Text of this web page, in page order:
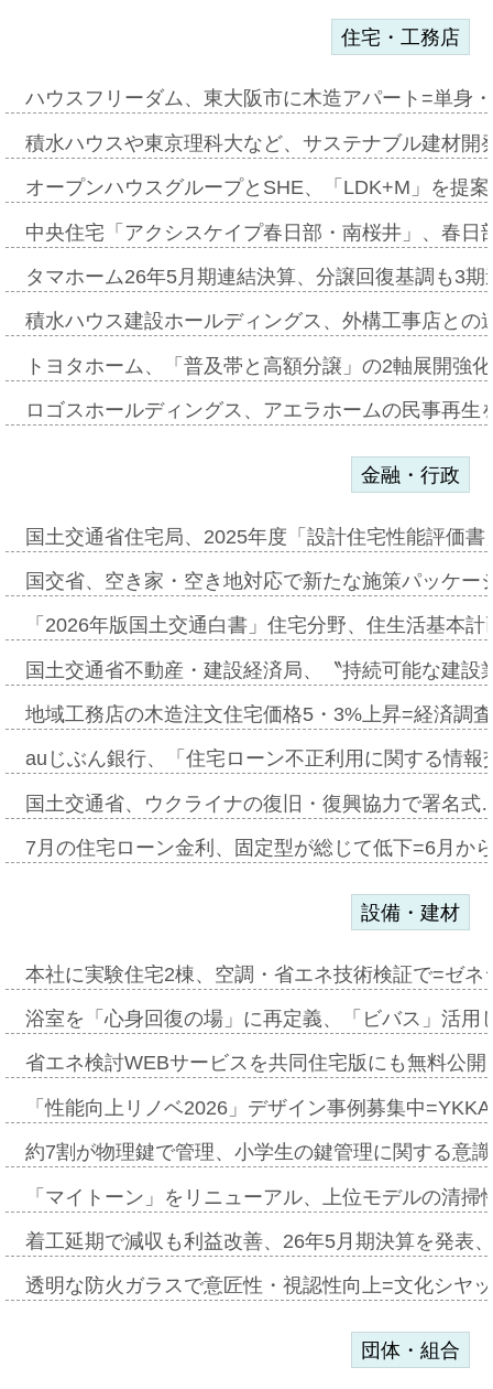
住宅・工務店
ハウスフリーダム、東大阪市に木造アパート=単身
積水ハウスや東京理科大など、サステナブル建材
オープンハウスグループとSHE、「LDK+M」を提
中央住宅「アクシスケイプ春日部・南桜井」、春
タマホーム26年5月期連結決算、分譲回復基調も3
積水ハウス建設ホールディングス、外構工事店と
トヨタホーム、「普及帯と高額分譲」の2軸展開強
ロゴスホールディングス、アエラホームの民事再
金融・行政
国土交通省住宅局、2025年度「設計住宅性能評価
国交省、空き家・空き地対応で新たな施策パッケ
「2026年版国土交通白書」住宅分野、住生活基本
国土交通省不動産・建設経済局、〝持続可能な建
地域工務店の木造注文住宅価格5・3%上昇=経済調
auじぶん銀行、「住宅ローン不正利用に関する情
国土交通省、ウクライナの復旧・復興協力で署名
7月の住宅ローン金利、固定型が総じて低下=6月か
設備・建材
本社に実験住宅2棟、空調・省エネ技術検証で=ゼ
浴室を「心身回復の場」に再定義、「ビバス」活
省エネ検討WEBサービスを共同住宅版にも無料公
「性能向上リノベ2026」デザイン事例募集中
約7割が物理鍵で管理、小学生の鍵管理に関する意
「マイトーン」をリニューアル、上位モデルの清
着工延期で減収も利益改善、26年5月期決算を発表
透明な防火ガラスで意匠性・視認性向上=文化シヤ
団体・組合